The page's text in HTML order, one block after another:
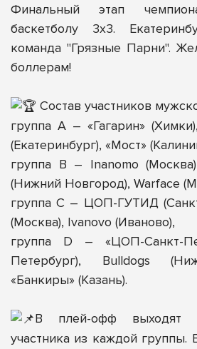
Финальный этап
баскетболу 3х3.
команда "Грязные Парни".
боллерам!
Состав участников
группа А – «Гагарин»
(Екатеринбург), «Мост»
группа В – Inanomo
(Нижний Новгород), Warface
группа С – ЦОП-ГУТИД
(Москва), Ivanovo (Иваново),
группа D – «ЦОП-Санкт-
Петербург), Bulldogs
«Банкиры» (Казань).
В плей-офф выходят
участника из каждой группы.